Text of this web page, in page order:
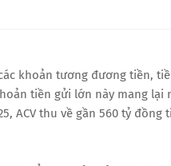
khoản tương đương tiền,
tiền gửi lớn này mang lại
ACV thu về gần 560 tỷ đồng